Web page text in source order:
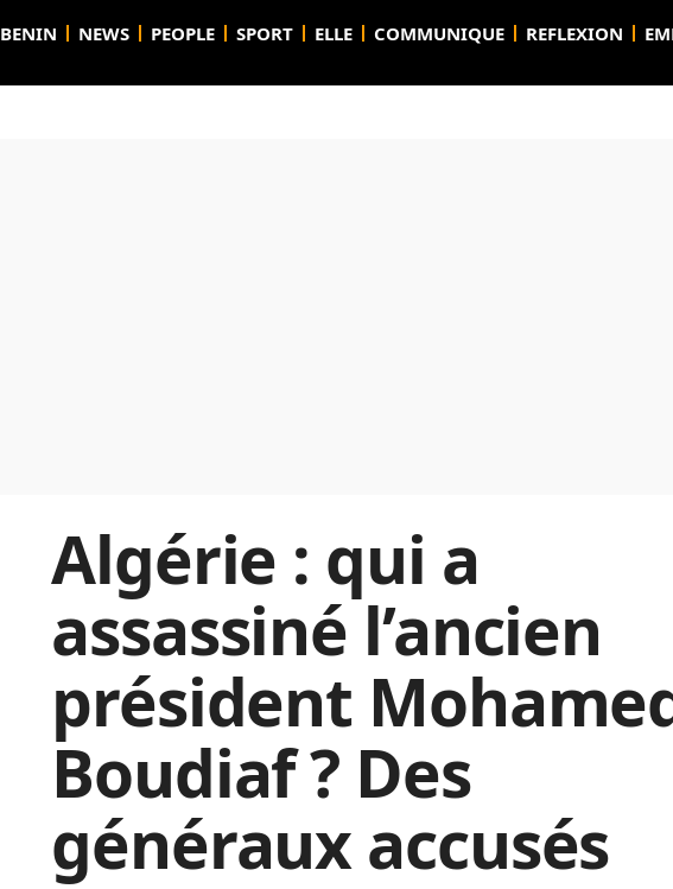
BENIN NEWS PEOPLE SPORT ELLE COMMUNIQUE REFLEXION
Algérie : qui a
assassiné l’ancien
président
Boudiaf ? Des
généraux accusés